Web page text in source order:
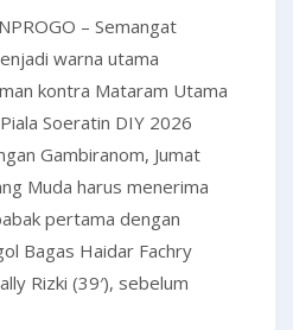
– Semangat
warna utama
kontra Mataram Utama
Soeratin DIY 2026
Gambiranom, Jumat
Muda harus menerima
pertama dengan
Bagas Haidar Fachry
Rizki (39′), sebelum